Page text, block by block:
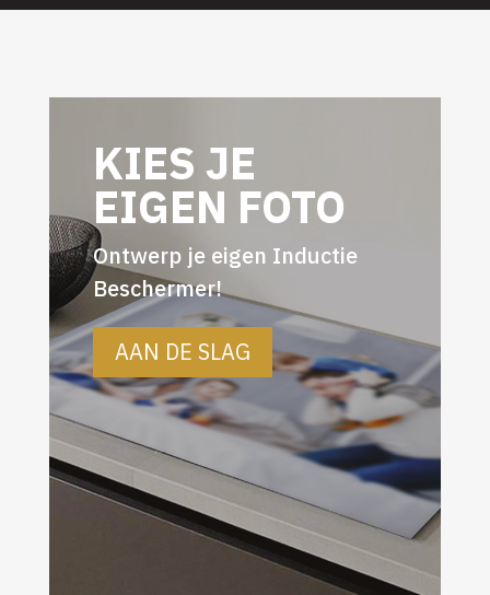
KIES JE
EIGEN FOTO
Ontwerp je eigen Inductie
Beschermer!
AAN DE SLAG